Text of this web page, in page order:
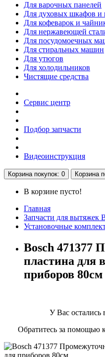
Для варочных панелей
Для духовых шкафов и
Для кофеварок и
Для нержавеющей
Для посудомоечных
Для стиральных машин
Для утюгов
Для холодильников
Чистящие средства
Сервис центр
Подбор запчасти
Видеоинструкция
Корзинапокупок: 0 Корзина
В корзине пусто!
Главная
Запчасти для вытяжек
Установочные
Bosch 471377
пластина для
приборов 80см
У Вас остались
Обратитесь за помощью